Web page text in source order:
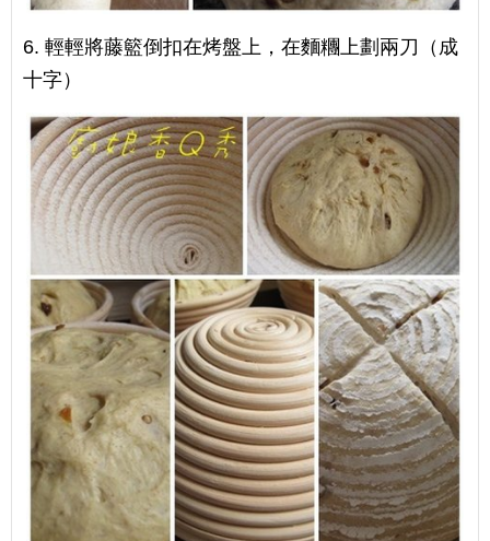
6. 輕輕將藤籃倒扣在烤盤上，在麵糰上劃兩刀（成
十字）